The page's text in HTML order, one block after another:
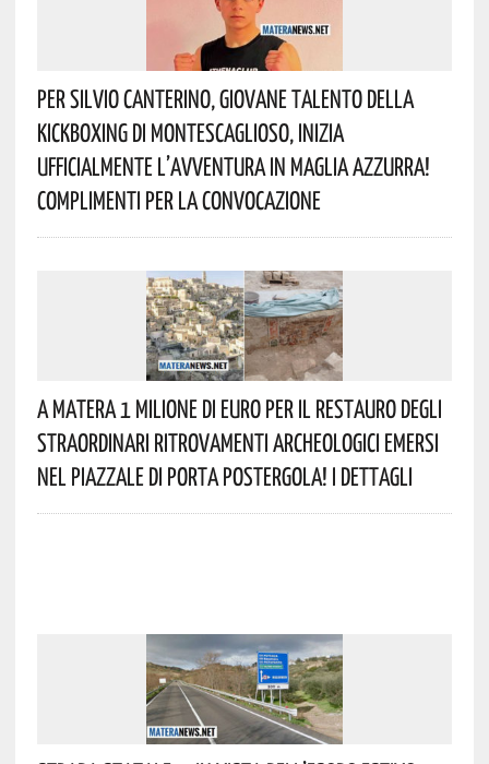
Per Silvio Canterino, Giovane Talento Della
Kickboxing Di Montescaglioso, Inizia
Ufficialmente L’avventura In Maglia Azzurra!
Complimenti Per La Convocazione
A Matera 1 Milione Di Euro Per Il Restauro Degli
Straordinari Ritrovamenti Archeologici Emersi
Nel Piazzale Di Porta Postergola! I Dettagli